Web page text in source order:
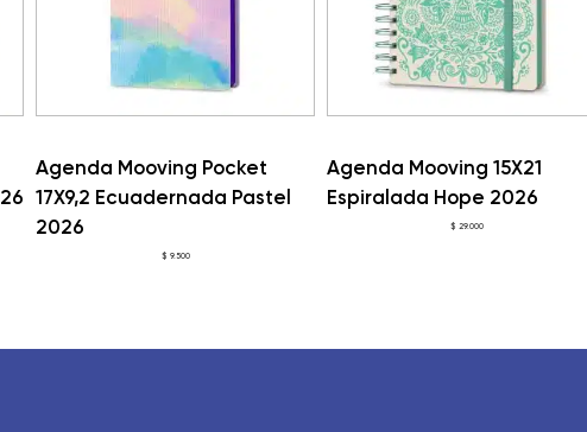
Agenda Mooving 15X21
Espiralada Hope 2026
Agenda Mooving Pocket
17X9,2 Ecuadernada Pastel